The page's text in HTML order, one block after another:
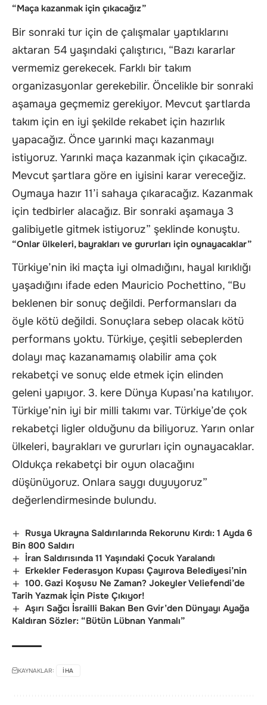
“Maça kazanmak için çıkacağız”
Bir sonraki tur için de çalışmalar yaptıklarını
aktaran 54 yaşındaki çalıştırıcı, “Bazı kararlar
vermemiz gerekecek. Farklı bir takım
organizasyonlar gerekebilir. Öncelikle bir sonraki
aşamaya geçmemiz gerekiyor. Mevcut şartlarda
takım için en iyi şekilde rekabet için hazırlık
yapacağız. Önce yarınki maçı kazanmayı
istiyoruz. Yarınki maça kazanmak için çıkacağız.
Mevcut şartlara göre en iyisini karar vereceğiz.
Oymaya hazır 11’i sahaya çıkaracağız. Kazanmak
için tedbirler alacağız. Bir sonraki aşamaya 3
galibiyetle gitmek istiyoruz” şeklinde konuştu.
“Onlar ülkeleri, bayrakları ve gururları için oynayacaklar”
Türkiye’nin iki maçta iyi olmadığını, hayal kırıklığı
yaşadığını ifade eden Mauricio Pochettino, “Bu
beklenen bir sonuç değildi. Performansları da
öyle kötü değildi. Sonuçlara sebep olacak kötü
performans yoktu. Türkiye, çeşitli sebeplerden
dolayı maç kazanamamış olabilir ama çok
rekabetçi ve sonuç elde etmek için elinden
geleni yapıyor. 3. kere Dünya Kupası’na katılıyor.
Türkiye’nin iyi bir milli takımı var. Türkiye’de çok
rekabetçi ligler olduğunu da biliyoruz. Yarın onlar
ülkeleri, bayrakları ve gururları için oynayacaklar.
Oldukça rekabetçi bir oyun olacağını
düşünüyoruz. Onlara saygı duyuyoruz”
değerlendirmesinde bulundu.
Rusya Ukrayna Saldırılarında Rekorunu Kırdı: 1 Ayda 6
Bin 800 Saldırı
İran Saldırısında 11 Yaşındaki Çocuk Yaralandı
Erkekler Federasyon Kupası Çayırova Belediyesi’nin
100. Gazi Koşusu Ne Zaman? Jokeyler Veliefendi’de
Tarih Yazmak İçin Piste Çıkıyor!
Aşırı Sağcı İsrailli Bakan Ben Gvir’den Dünyayı Ayağa
Kaldıran Sözler: “Bütün Lübnan Yanmalı”
KAYNAKLAR: IHA